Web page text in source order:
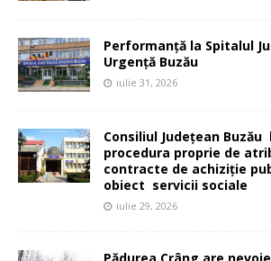
Performanță la Spitalul
Urgență Buzău
iulie 31, 2026
Consiliul Județean Buzău
procedura proprie de
contracte de achiziție
obiect servicii sociale
iulie 29, 2026